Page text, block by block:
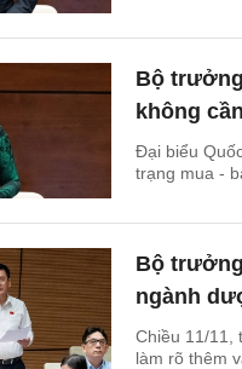
Bộ
không
Đại biểu
trạng mua -
Bộ
ngành
Chiều 11/11,
làm rõ thêm